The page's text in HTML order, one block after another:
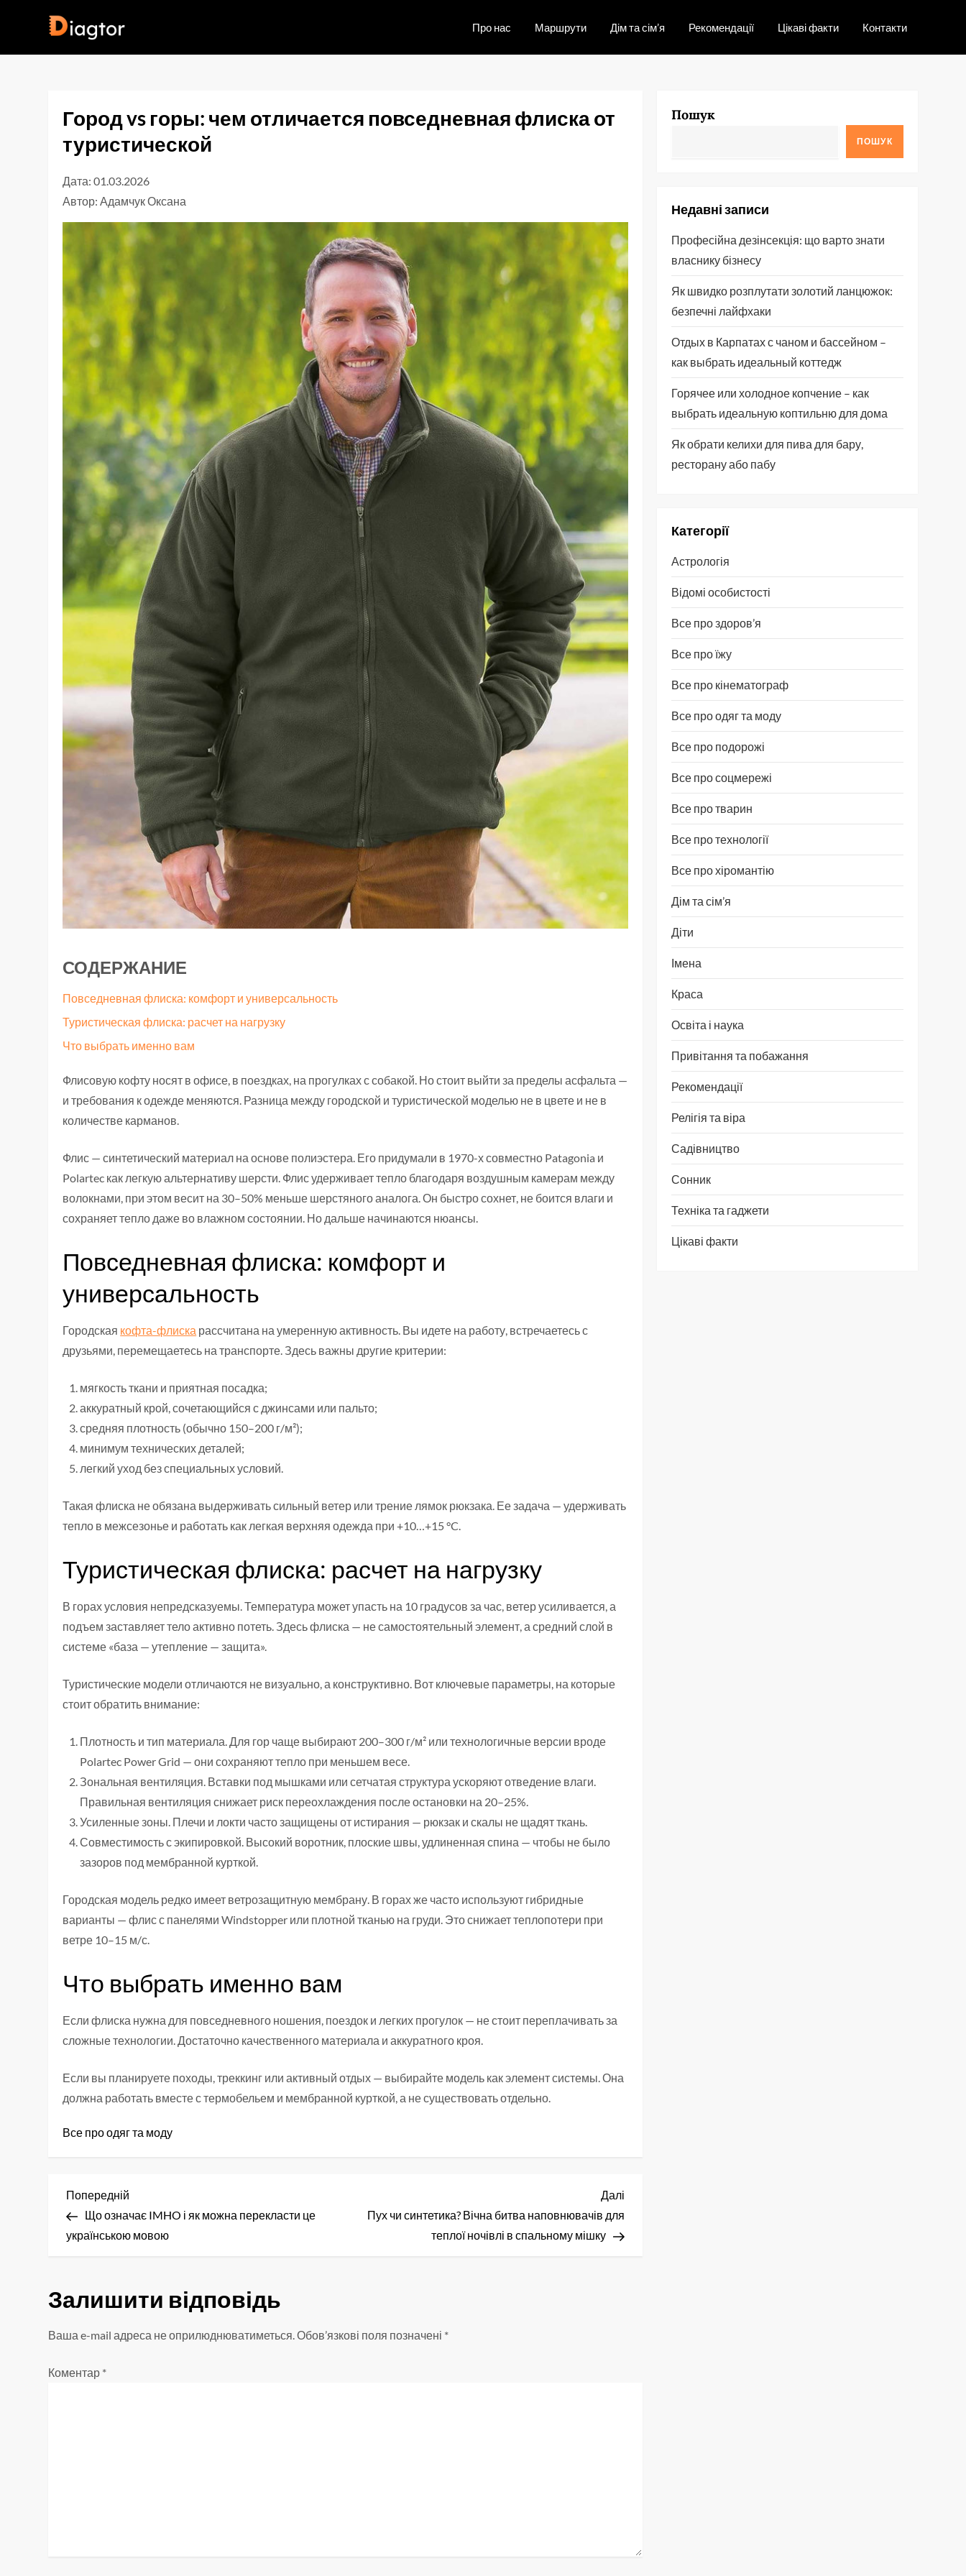
Про нас Маршрути Дім та сім’я Рекомендації Цікаві факти Контакти
Город vs горы: чем отличается повседневная флиска от
туристической
Дата: 01.03.2026
Автор:Адамчук Оксана
СОДЕРЖАНИЕ
Повседневная флиска: комфорт и универсальность
Туристическая флиска: расчет на нагрузку
Что выбрать именно вам
Флисовую кофту носят в офисе, в поездках, на прогулках с собакой. Но стоит выйти за пределы асфальта —
и требования к одежде меняются. Разница между городской и туристической моделью не в цвете и не в
количестве карманов.
Флис — синтетический материал на основе полиэстера. Его придумали в 1970-х совместно Patagonia и
Polartec как легкую альтернативу шерсти. Флис удерживает тепло благодаря воздушным камерам между
волокнами, при этом весит на 30–50% меньше шерстяного аналога. Он быстро сохнет, не боится влаги и
сохраняет тепло даже во влажном состоянии. Но дальше начинаются нюансы.
Повседневная флиска: комфорт и
универсальность
Городская кофта-флиска рассчитана на умеренную активность. Вы идете на работу, встречаетесь с
друзьями, перемещаетесь на транспорте. Здесь важны другие критерии:
мягкость ткани и приятная посадка;
аккуратный крой, сочетающийся с джинсами или пальто;
средняя плотность (обычно 150–200 г/м²);
минимум технических деталей;
легкий уход без специальных условий.
Такая флиска не обязана выдерживать сильный ветер или трение лямок рюкзака. Ее задача — удерживать
тепло в межсезонье и работать как легкая верхняя одежда при +10…+15 °C.
Туристическая флиска: расчет на нагрузку
В горах условия непредсказуемы. Температура может упасть на 10 градусов за час, ветер усиливается, а
подъем заставляет тело активно потеть. Здесь флиска — не самостоятельный элемент, а средний слой в
системе «база — утепление — защита».
Туристические модели отличаются не визуально, а конструктивно. Вот ключевые параметры, на которые
стоит обратить внимание:
Плотность и тип материала. Для гор чаще выбирают 200–300 г/м² или технологичные версии вроде
Polartec Power Grid — они сохраняют тепло при меньшем весе.
Зональная вентиляция. Вставки под мышками или сетчатая структура ускоряют отведение влаги.
Правильная вентиляция снижает риск переохлаждения после остановки на 20–25%.
Усиленные зоны. Плечи и локти часто защищены от истирания — рюкзак и скалы не щадят ткань.
Совместимость с экипировкой. Высокий воротник, плоские швы, удлиненная спина — чтобы не было
зазоров под мембранной курткой.
Городская модель редко имеет ветрозащитную мембрану. В горах же часто используют гибридные
варианты — флис с панелями Windstopper или плотной тканью на груди. Это снижает теплопотери при
ветре 10–15 м/с.
Что выбрать именно вам
Если флиска нужна для повседневного ношения, поездок и легких прогулок — не стоит переплачивать за
сложные технологии. Достаточно качественного материала и аккуратного кроя.
Если вы планируете походы, треккинг или активный отдых — выбирайте модель как элемент системы. Она
должна работать вместе с термобельем и мембранной курткой, а не существовать отдельно.
Все про одяг та моду
Н
а
і
г
Попередній
запис
Попередній
Що означає IMHO і як можна перекласти це
українською мовою
Наступний
запис
Далі
Пух чи синтетика? Вічна битва наповнювачів для
теплої ночівлі в спальному мішку
Залишити відповідь
Ваша e-mail адреса не оприлюднюватиметься.Обов’язкові поля позначені *
Коментар *
Пошук
ПОШУК
Недавні записи
Професійна дезінсекція: що варто знати
власнику бізнесу
Як швидко розплутати золотий ланцюжок:
безпечні лайфхаки
Отдых в Карпатах с чаном и бассейном –
как выбрать идеальный коттедж
Горячее или холодное копчение – как
выбрать идеальную коптильню для дома
Як обрати келихи для пива для бару,
ресторану або пабу
Категорії
Астрологія
Відомі особистості
Все про здоров’я
Все про їжу
Все про кінематограф
Все про одяг та моду
Все про подорожі
Все про соцмережі
Все про тварин
Все про технології
Все про хіромантію
Дім та сім’я
Діти
Імена
Краса
Освіта і наука
Привітання та побажання
Рекомендації
Релігія та віра
Садівництво
Сонник
Техніка та гаджети
Цікаві факти